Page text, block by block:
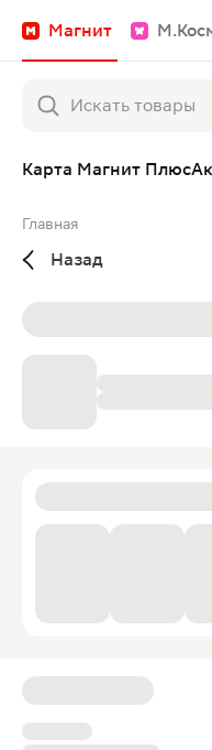
Магнит
Карта Магнит Плюс
Главная
Назад